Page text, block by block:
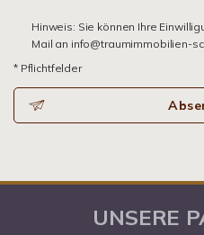
Hinweis: Sie können Ihre
Mail an info@traumimmobilien-
* Pflichtfelder
UNSERE